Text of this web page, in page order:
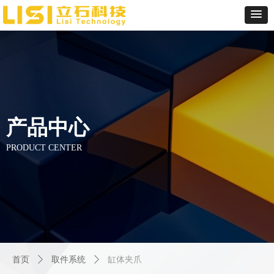
产品中心
PRODUCT CENTER
首页 ꄲ 取件系统 ꄲ 缸体夹爪